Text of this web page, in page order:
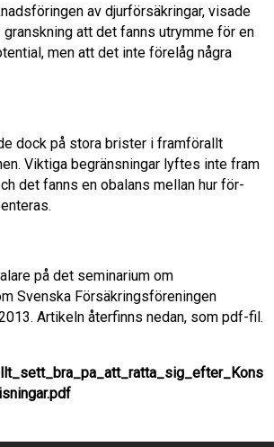
av djurförsäkringar, visade
att det fanns utrymme för en
men att det inte förelåg några
dock på stora brister i framförallt
Viktiga begränsningar lyftes inte fram
det fanns en obalans mellan hur för-
på det seminarium om
Svenska Försäkringsföreningen
Artikeln återfinns nedan, som pdf-fil.